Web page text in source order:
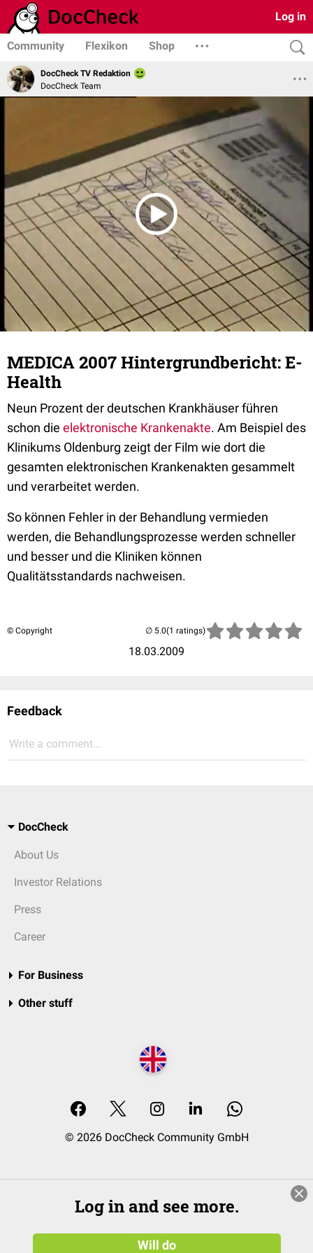
Log in
Community Flexikon Shop
DocCheck TV Redaktion
DocCheck Team
MEDICA 2007 Hintergrundbericht: E-
Health
Neun Prozent der deutschen Krankhäuser führen
schon die elektronische Krankenakte. Am Beispiel des
Klinikums Oldenburg zeigt der Film wie dort die
gesamten elektronischen Krankenakten gesammelt
und verarbeitet werden.
So können Fehler in der Behandlung vermieden
werden, die Behandlungsprozesse werden schneller
und besser und die Kliniken können
Qualitätsstandards nachweisen.
© Copyright
18.03.2009
(1 ratings)
Feedback
Write a comment...
DocCheck
About Us
Investor Relations
Press
Career
For Business
Other stuff
© 2026 DocCheck Community GmbH
Log in and see more.
Will do